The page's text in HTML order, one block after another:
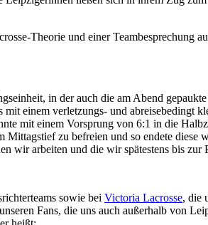
Theorie und einer Teambesprechung
in der auch die am Abend
einem verletzungs- und abreisebedingt
mit einem Vorsprung von 6:1 in die
zu befreien und so endete
wir arbeiten und die wir spätestens bis
sowie bei Victoria Lacrosse, die
Fans, die uns auch außerhalb von